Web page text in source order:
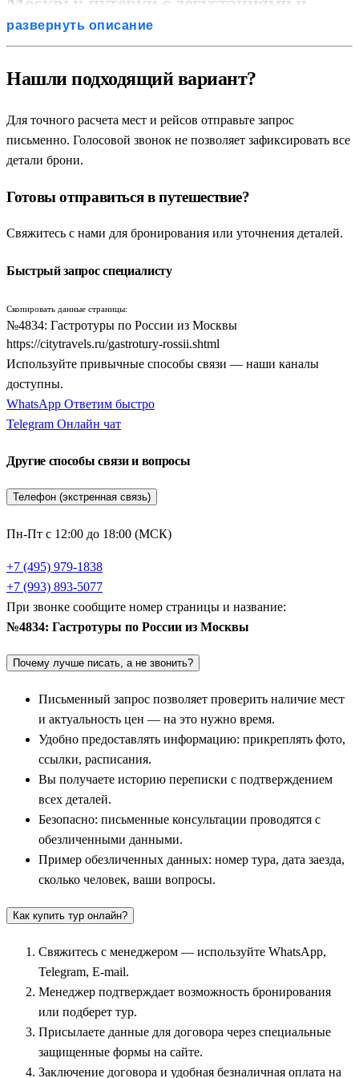
мастер-классами
Гастрономический туризм внутри страны — это не походы по
путешествие к истокам народных кулинарных традиций.
Популярные гастрономические туры по России из Москвы
созданы для тех, кто хочет попробовать настоящие
мастер-классах по приготовлению и привезти домой
кулинарные поездки выходного дня позволяют заглянуть на
Такой формат отдыха идеально подходит для всех категорий
душевными и сытными дегустациями.
Главная особенность, которой отличаются наши
гастрономические программы — это стопроцентный
интерактив и индивидуальный подход к кулинарным
традициям каждого региона. Вместо скучных лекций
путешественников ждут домашние обеды в старинных избах,
традиционных пельменей и дегустация редких сортов меда и
наливок. Вся логистика и экскурсии продуманы заранее,
поэтому вам остается только наслаждаться вкусами,
ароматами и гостеприимством русской провинции.
Вкусы древней Руси и ремесленные сыры:
Суздаль, Иваново и Гаврилов Посад
Абсолютным лидером по количеству кулинарных программ
только белокаменными храмами, но и своими старинными
обязательно включают дегустацию знаменитой суздальской
медовухи, приготовленной по секретным рецептам, и
традиционных блюд из местного огурца. Рядом с Суздалем
туристы посещают древний
часто разделен какЮрьеви Польский), а также
историческийАлександров
группы принимают участие в мастер-классах по выпечке
традиционных пирогов.
Маршрут логично продолжается в Ивановскую область.
купеческими обедами и зелеными щами («щаницей»),
популярностью пользуется самобытныйГаврилов Посад, где
расположен Дворцовый завод. Здесь туристов ждет
знакомство с историей русского коневодства и дегустация
традиционных ставленых медов и наливок. Экскурсионный
цикл по региону прекрасно дополняют визиты в ремесленные
центры:Палех,Шуя,Холуй и живописный приволжский
развернуть описание
Нашли подходящий вариант?
Для точного расчета мест и рейсов отправьте запрос
письменно. Голосовой звонок не позволяет зафиксировать все
детали брони.
Готовы отправиться в путешествие?
Свяжитесь с нами для бронирования или уточнения деталей.
Быстрый запрос специалисту
Скопировать данные страницы:
№4834: Гастротуры по России из Москвы
https://citytravels.ru/gastrotury-rossii.shtml
Используйте привычные способы связи — наши каналы
доступны.
WhatsApp Ответим быстро
Telegram Онлайн чат
Другие способы связи и вопросы
Телефон (экстренная связь)
Пн-Пт с 12:00 до 18:00 (МСК)
+7 (495) 979-1838
+7 (993) 893-5077
При звонке сообщите номер страницы и название:
№4834: Гастротуры по России из Москвы
Почему лучше писать, а не звонить?
Письменный запрос позволяет проверить наличие мест
и актуальность цен — на это нужно время.
Удобно предоставлять информацию: прикреплять фото,
ссылки, расписания.
Вы получаете историю переписки с подтверждением
всех деталей.
Безопасно: письменные консультации проводятся с
обезличенными данными.
Пример обезличенных данных: номер тура, дата заезда,
сколько человек, ваши вопросы.
Как купить тур онлайн?
Свяжитесь с менеджером — используйте WhatsApp,
Telegram, E-mail.
Менеджер подтверждает возможность бронирования
или подберет тур.
Присылаете данные для договора через специальные
защищенные формы на сайте.
Заключение договора и удобная безналичная оплата на